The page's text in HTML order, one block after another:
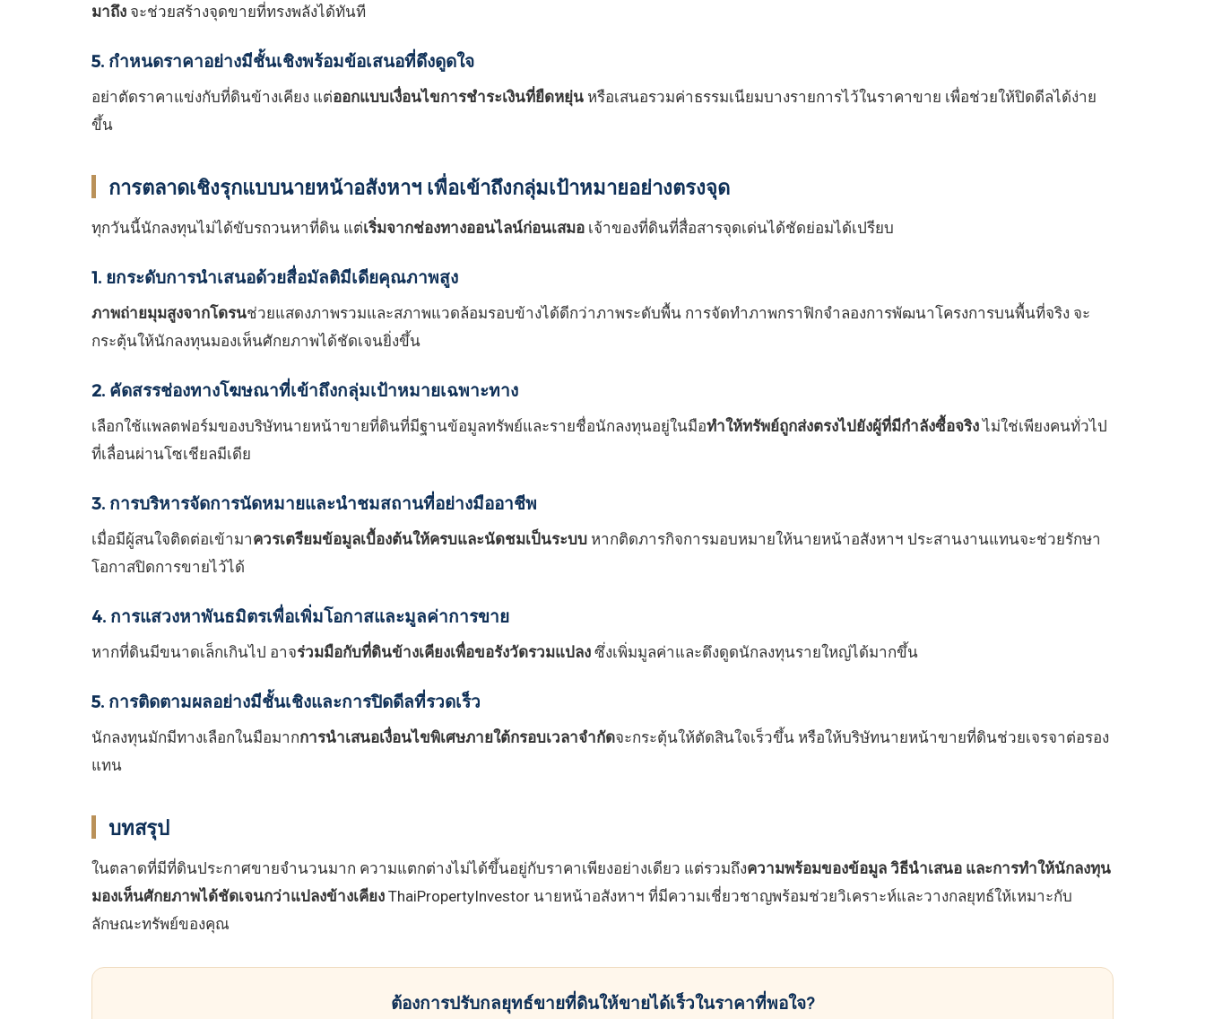
มาถึง จะช่วยสร้างจุดขายที่ทรงพลังได้ทันที
5. กำหนดราคาอย่างมีชั้นเชิงพร้อมข้อเสนอที่ดึงดูดใจ
อย่าตัดราคาแข่งกับที่ดินข้างเคียง แต่ออกแบบเงื่อนไขการชำระเงินที่ยืดหยุ่น หรือเสนอรวมค่าธรรมเนียมบางรายการไว้ในราคาขาย เพื่อช่วยให้ปิดดีลได้ง่าย
ขึ้น
การตลาดเชิงรุกแบบนายหน้าอสังหาฯ เพื่อเข้าถึงกลุ่มเป้าหมายอย่างตรงจุด
ทุกวันนี้นักลงทุนไม่ได้ขับรถวนหาที่ดิน แต่เริ่มจากช่องทางออนไลน์ก่อนเสมอ เจ้าของที่ดินที่สื่อสารจุดเด่นได้ชัดย่อมได้เปรียบ
1. ยกระดับการนำเสนอด้วยสื่อมัลติมีเดียคุณภาพสูง
ภาพถ่ายมุมสูงจากโดรนช่วยแสดงภาพรวมและสภาพแวดล้อมรอบข้างได้ดีกว่าภาพระดับพื้น การจัดทำภาพกราฟิกจำลองการพัฒนาโครงการบนพื้นที่จริง จะ
กระตุ้นให้นักลงทุนมองเห็นศักยภาพได้ชัดเจนยิ่งขึ้น
2. คัดสรรช่องทางโฆษณาที่เข้าถึงกลุ่มเป้าหมายเฉพาะทาง
เลือกใช้แพลตฟอร์มของบริษัทนายหน้าขายที่ดินที่มีฐานข้อมูลทรัพย์และรายชื่อนักลงทุนอยู่ในมือทำให้ทรัพย์ถูกส่งตรงไปยังผู้ที่มีกำลังซื้อจริงไม่ใช่เพียงคนทั่วไป
ที่เลื่อนผ่านโซเชียลมีเดีย
3. การบริหารจัดการนัดหมายและนำชมสถานที่อย่างมืออาชีพ
เมื่อมีผู้สนใจติดต่อเข้ามาควรเตรียมข้อมูลเบื้องต้นให้ครบและนัดชมเป็นระบบ หากติดภารกิจการมอบหมายให้นายหน้าอสังหาฯ ประสานงานแทนจะช่วยรักษา
โอกาสปิดการขายไว้ได้
4. การแสวงหาพันธมิตรเพื่อเพิ่มโอกาสและมูลค่าการขาย
หากที่ดินมีขนาดเล็กเกินไป อาจร่วมมือกับที่ดินข้างเคียงเพื่อขอรังวัดรวมแปลง ซึ่งเพิ่มมูลค่าและดึงดูดนักลงทุนรายใหญ่ได้มากขึ้น
5. การติดตามผลอย่างมีชั้นเชิงและการปิดดีลที่รวดเร็ว
นักลงทุนมักมีทางเลือกในมือมากการนำเสนอเงื่อนไขพิเศษภายใต้กรอบเวลาจำกัดจะกระตุ้นให้ตัดสินใจเร็วขึ้น หรือให้บริษัทนายหน้าขายที่ดินช่วยเจรจาต่อรอง
แทน
บทสรุป
ในตลาดที่มีที่ดินประกาศขายจำนวนมาก ความแตกต่างไม่ได้ขึ้นอยู่กับราคาเพียงอย่างเดียว แต่รวมถึงความพร้อมของข้อมูล วิธีนำเสนอ และการทำให้นักลงทุน
มองเห็นศักยภาพได้ชัดเจนกว่าแปลงข้างเคียง ThaiPropertyInvestor นายหน้าอสังหาฯ ที่มีความเชี่ยวชาญพร้อมช่วยวิเคราะห์และวางกลยุทธ์ให้เหมาะกับ
ลักษณะทรัพย์ของคุณ
ต้องการปรับกลยุทธ์ขายที่ดินให้ขายได้เร็วในราคาที่พอใจ?